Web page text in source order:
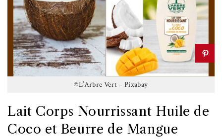
©L’Arbre Vert – Pixabay
Lait Corps Nourrissant Huile de
Coco et Beurre de Mangue